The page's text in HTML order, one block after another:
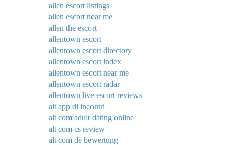
allen escort listings
allen escort near me
allen the escort
allentown escort
allentown escort directory
allentown escort index
allentown escort near me
allentown escort radar
allentown live escort reviews
alt app di incontri
alt com adult dating online
alt com cs review
alt com de bewertung